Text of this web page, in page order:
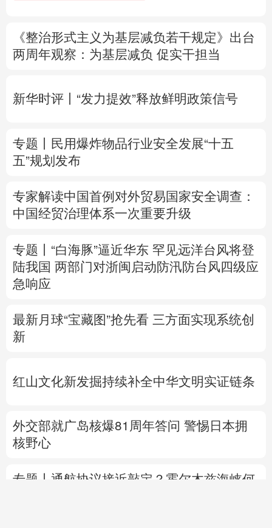
English Español Français عربى
Deutsch Português
《整治形式主义为基层减负若干规定》出台
两周年观察 ：为基层减负 促实干担当
新华时评丨“发力提效”释放鲜明政策信号
专题丨
民用爆炸物品行业安全发展“十五
五”规划发布
专家解读中国首例对外贸易国家安全调查：
中国经贸治理体系一次重要升级
专题丨 “白海豚”逼近华东 罕见远洋台风将登
陆我国 两部门对浙闽启动防汛防台风四级应
急响应
最新月球“宝藏图”抢先看 三方面实现系统创
新
红山文化新发掘持续补全中华文明实证链条
外交部就广岛核爆81周年答问 警惕日本拥
核野心
专题丨 通航协议接近敲定？霍尔木兹海峡何